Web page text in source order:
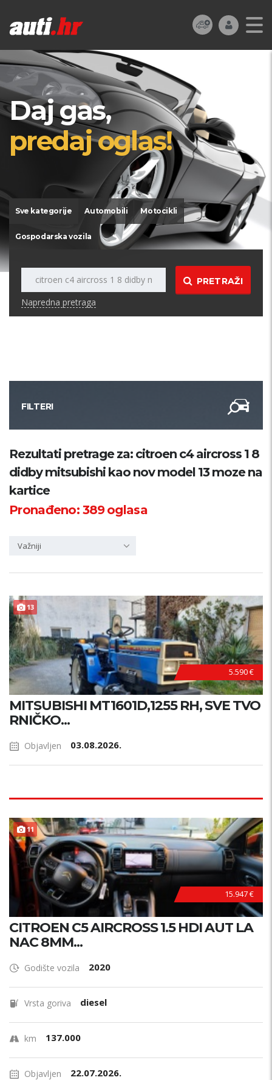
Daj gas,
predaj oglas!
Sve kategorije Automobili Motocikli
Gospodarska vozila
PRETRAŽI
Napredna pretraga
FILTERI
Kategorija
Samo sa slikom
Rezultati pretrage za: citroen c4 aircross 1 8
didby mitsubishi kao nov model 13 moze na
kartice
Pronađeno:389oglasa
Važniji
13
5.590 €
MITSUBISHI MT1601D,1255 RH, SVE TVO
RNIČKO...
Objavljen 03.08.2026.
11
15.947 €
CITROEN C5 AIRCROSS 1.5 HDI AUT LA
NAC 8MM...
Godište vozila 2020
Vrsta goriva diesel
km 137.000
Objavljen 22.07.2026.